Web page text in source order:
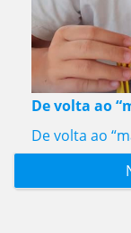
De volta ao
De volta ao